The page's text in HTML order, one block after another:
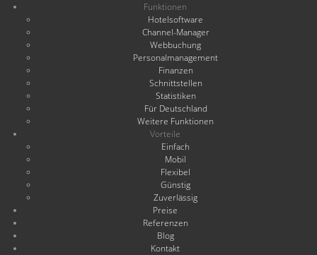
Funktionen
Hotelsoftware
Channel-Manager
Webbuchung
Personalmanagement
Finanzen
Schnittstellen
Statistiken
Für Deutschland
Weitere Funktionen
Vorteile
Einfach
Mobil
Flexibel
Günstig
Zuverlässig
Preise
Referenzen
Blog
Kontakt